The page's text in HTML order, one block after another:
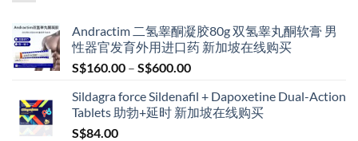
Andractim 二氢睾酮凝胶80g 双氢睾丸酮软膏 男
性器官发育外用进口药 新加坡在线购买
S$160.00 – S$600.00Price
S$160.00
through
Sildagra force Sildenafil + Dapoxetine Dual-Action
Tablets 助勃+延时 新加坡在线购买
S$84.00